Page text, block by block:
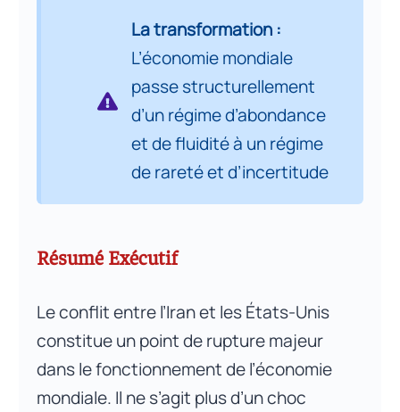
énergétique : opportunité
conjoncturelle, vulnérabilité
Conclusion : un changement de
régime
La transformation :
L’économie mondiale
passe structurellement
d’un régime d’abondance
et de fluidité à un régime
de rareté et d’incertitude
Résumé Exécutif
Le conflit entre l’Iran et les États-Unis
constitue un point de rupture majeur
dans le fonctionnement de l’économie
mondiale. Il ne s’agit plus d’un choc